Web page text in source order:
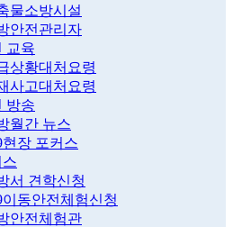
물소방시설
안전관리자
교육
상황대처요령
사고대처요령
방송
월간 뉴스
현장 포커스
서 견학신청
이동안전체험신청
안전체험관